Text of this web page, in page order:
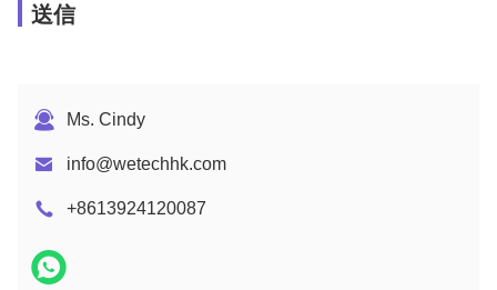
送信
Ms. Cindy
info@wetechhk.com
+8613924120087